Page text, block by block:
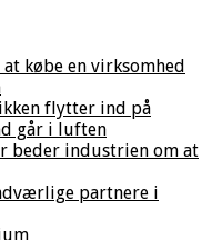
købe en virksomhed
flytter ind på
går i luften
beder industrien om at
partnere i